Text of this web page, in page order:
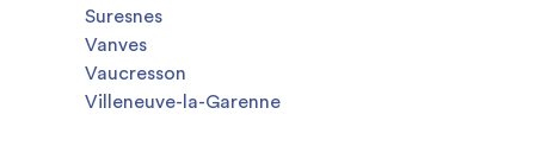
Suresnes
Vanves
Vaucresson
Villeneuve-la-Garenne